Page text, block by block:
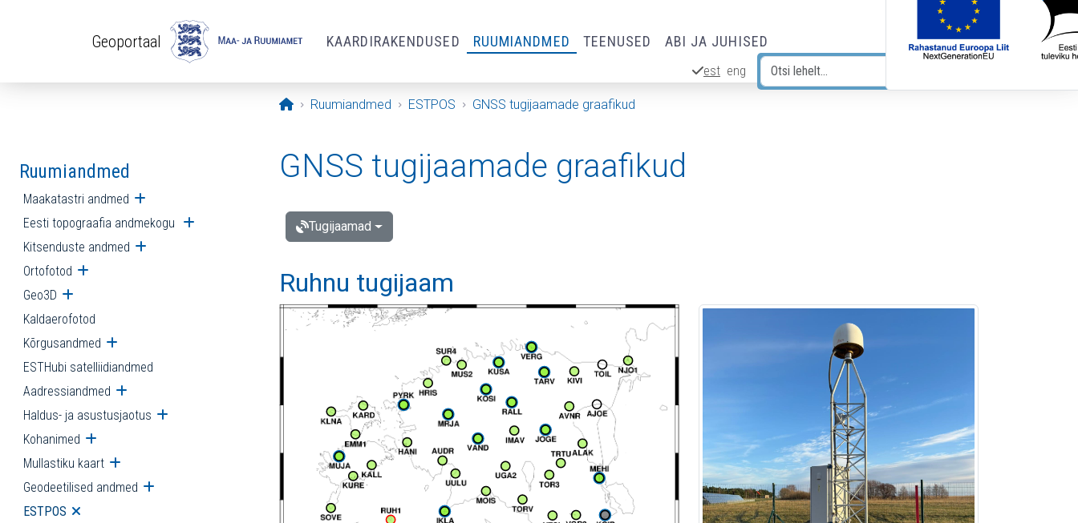
Geoportaal KAARDIRAKENDUSED RUUMIANDMED TEENUSED ABI JA JUHISED
est eng
Avaleht
Ruumiandmed ESTPOS GNSS tugijaamade graafikud
Ruumiandmed
Maakatastri andmed Ava alammenüü
Eesti topograafia andmekogu Ava alammenüü
Kitsenduste andmed Ava alammenüü
Ortofotod Ava alammenüü
Geo3D Ava alammenüü
Kaldaerofotod
Kõrgusandmed Ava alammenüü
ESTHubi satelliidiandmed
Aadressiandmed Ava alammenüü
Haldus- ja asustusjaotus Ava alammenüü
Kohanimed Ava alammenüü
Mullastiku kaart Ava alammenüü
Geodeetilised andmed Ava alammenüü
ESTPOS Ava alammenüü
GNSS tugijaamade graafikud
Tugijaamad
Ruhnu tugijaam